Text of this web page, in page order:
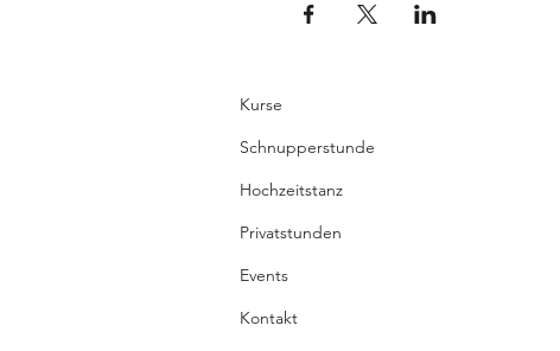
Kurse
Schnupperstunde
Hochzeitstanz
Privatstunden
Events
Kontakt